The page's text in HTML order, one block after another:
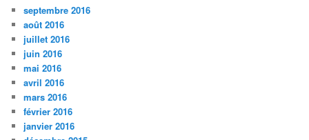
septembre 2016
août 2016
juillet 2016
juin 2016
mai 2016
avril 2016
mars 2016
février 2016
janvier 2016